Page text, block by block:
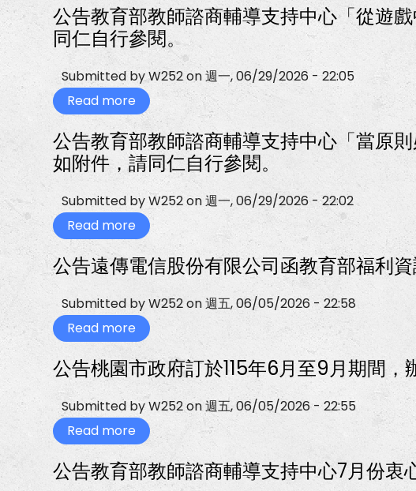
合
整
併
一
事，
如
附
件，
請
仁
自
行
參
閱。
「微
甜
夏
日
愛
情
絲
路」
單
身
聯
活
動
施
計
畫
行
程
表
及
報
表
各
份，
如
附
件。
教
育
部
教
師
諮
商
導
持
中
心
《走
進
思
親
的
悲
傷
幽
谷-
傷
探
與
療
癒》
2
日
工
作
坊
實
施
計
畫
公告教育部教師諮商輔導支持中心「從遊
同仁自行參閱。
Submitted byW252on週一, 06/29/2026 - 22:05
Read more about
公
告
教
育
部
教
師
諮
商
導
支
持
中
「從
遊
戲
中
學
習
正
教
養
技
巧
與
班
級
公告教育部教師諮商輔導支持中心「當原
如附件，請同仁自行參閱。
Submitted byW252on週一, 06/29/2026 - 22:02
Read more about
公
告
教
育
教
師
諮
商
輔
導
支
持
中
心
「當
原
則
必
有
公告遠傳電信股份有限公司函教育部福利
Submitted byW252on週五, 06/05/2026 - 22:58
Read more about
公
告
遠
傳
信
股
份
有
限
公
司
公告桃園市政府訂於115年6月至9月期間，
Submitted byW252on週五, 06/05/2026 - 22:55
Read more about
公
告
桃
園
公告教育部教師諮商輔導支持中心7月份衷